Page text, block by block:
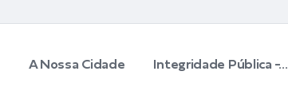
A Nossa Cidade Integridade Pública -...